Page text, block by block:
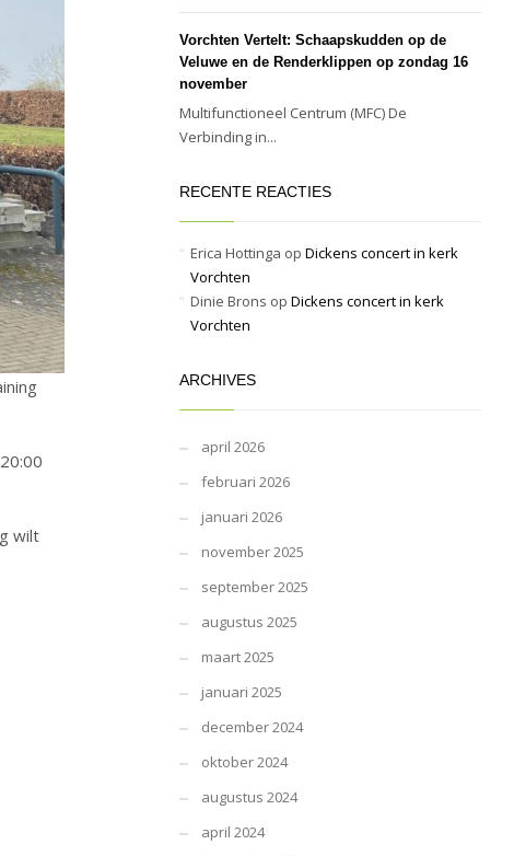
wilt
Vorchten Vertelt: Schaapskudden op de
Veluwe en de Renderklippen op zondag 16
november
Multifunctioneel Centrum (MFC) De
Verbinding in...
RECENTE REACTIES
Erica Hottinga op Dickens concert in kerk
Vorchten
Dinie Brons op Dickens concert in kerk
Vorchten
ARCHIVES
april 2026
februari 2026
januari 2026
november 2025
september 2025
augustus 2025
maart 2025
januari 2025
december 2024
oktober 2024
augustus 2024
april 2024